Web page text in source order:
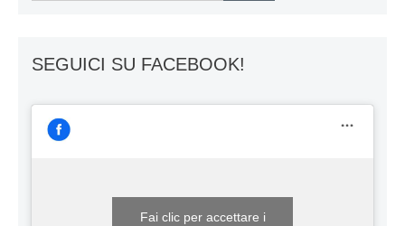
SEGUICI SU FACEBOOK!
Fai clic per accettare i